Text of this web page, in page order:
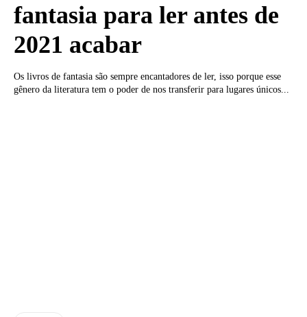
fantasia para ler antes de
2021 acabar
Os livros de fantasia são sempre encantadores de ler, isso porque esse
gênero da literatura tem o poder de nos transferir para lugares únicos...